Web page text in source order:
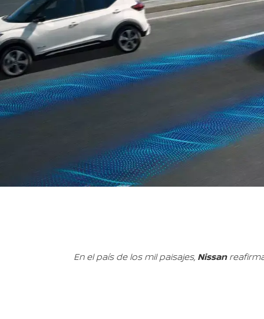
En el país de los mil paisajes, Nissan